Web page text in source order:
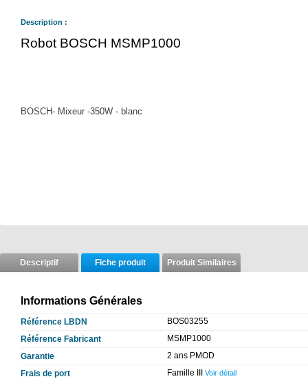
Description :
Robot BOSCH MSMP1000
BOSCH- Mixeur -350W - blanc
Descriptif Fiche produit Produit Similaires
Informations Générales
Référence LBDN
BOS03255
Référence Fabricant
MSMP1000
Garantie
2 ans PMOD
Frais de port
Famille III Voir détail